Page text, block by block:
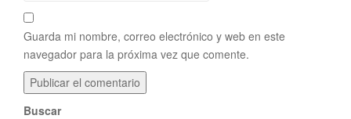
Guarda mi nombre, correo electrónico y web en este
navegador para la próxima vez que comente.
Buscar